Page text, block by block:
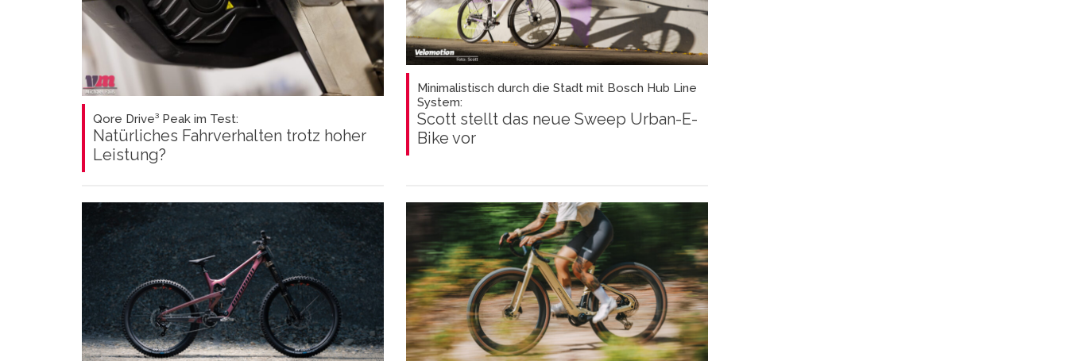
Qore Drive³ Peak im Test:
Natürliches Fahrverhalten trotz hoher
Leistung?
Minimalistisch durch die Stadt mit Bosch Hub Line
System:
Scott stellt das neue Sweep Urban-E-
Bike vor